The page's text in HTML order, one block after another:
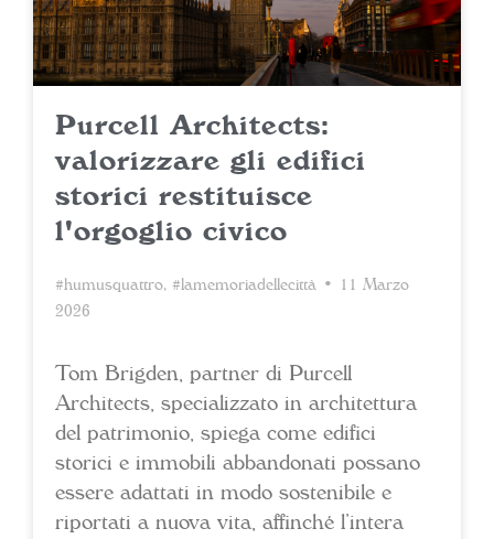
Purcell Architects:
valorizzare gli edifici
storici restituisce
l'orgoglio civico
#humusquattro, #lamemoriadellecittà • 11 Marzo
2026
Tom Brigden, partner di Purcell
Architects, specializzato in architettura
del patrimonio, spiega come edifici
storici e immobili abbandonati possano
essere adattati in modo sostenibile e
riportati a nuova vita, affinché l’intera